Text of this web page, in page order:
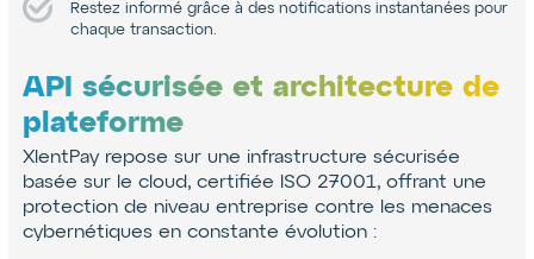
Restez informé grâce à des notifications instantanées pour
chaque transaction.
API sécurisée et architecture de
plateforme
XlentPay repose sur une infrastructure sécurisée
basée sur le cloud, certifiée ISO 27001, offrant une
protection de niveau entreprise contre les menaces
cybernétiques en constante évolution :